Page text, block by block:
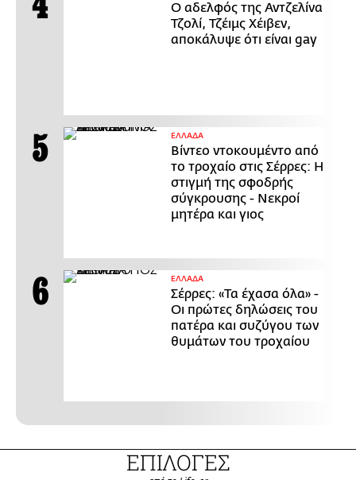
Ο αδελφός της Αντζελίνα
Τζολί, Τζέιμς Χέιβεν,
αποκάλυψε ότι είναι gay
ΕΛΛΑΔΑ
Βίντεο ντοκουμέντο από
το τροχαίο στις Σέρρες: Η
στιγμή της σφοδρής
σύγκρουσης - Νεκροί
μητέρα και γιος
ΕΛΛΑΔΑ
Σέρρες: «Τα έχασα όλα» -
Οι πρώτες δηλώσεις του
πατέρα και συζύγου των
θυμάτων του τροχαίου
ΕΠΙΛΟΓΕΣ